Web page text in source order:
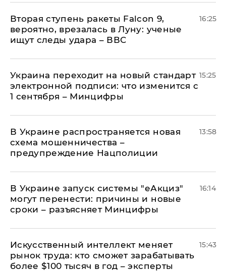
Вторая ступень ракеты Falcon 9,
вероятно, врезалась в Луну: ученые
ищут следы удара – ВВС
16:25
Украина переходит на новый стандарт
электронной подписи: что изменится с
1 сентября – Минцифры
15:25
В Украине распространяется новая
схема мошенничества –
предупреждение Нацполиции
13:58
В Украине запуск системы "еАкциз"
могут перенести: причины и новые
сроки – разъясняет Минцифры
16:14
Искусственный интеллект меняет
рынок труда: кто сможет зарабатывать
более $100 тысяч в год – эксперты
15:43